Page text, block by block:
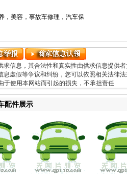
，美容，事故车修理，汽车保
求信息，其合法性和真实性由供求信息提供
息虚假等争议和纠纷，您可以依照相关法律
于使用本网站而引起的损失，不承担责任
配件展示